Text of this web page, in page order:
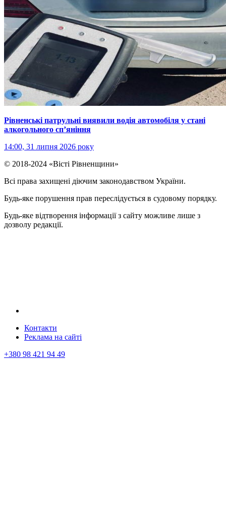
Рівненські патрульні виявили водія автомобіля у стані
алкогольного сп’яніння
14:00, 31 липня 2026 року
© 2018-2024 «Вісті Рівненщини»
Всі права захищені діючим законодавством України.
Будь-яке порушення прав переслідується в судовому порядку.
Будь-яке відтворення інформації з сайту можливе лише з
дозволу редакції.
Контакти
Реклама на сайтi
+380 98 421 94 49